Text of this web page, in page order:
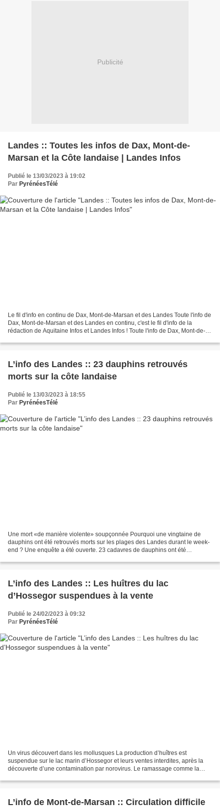
Publicité
Landes :: Toutes les infos de Dax, Mont-de-
Marsan et la Côte landaise | Landes Infos
Publié le 13/03/2023 à 19:02
Par PyrénéesTélé
Le fil d'info en continu de Dax, Mont-de-Marsan et des Landes Toute l'info de
Dax, Mont-de-Marsan et des Landes en continu, c'est le fil d'info de la
rédaction de Aquitaine Infos et Landes Infos ! Toute l'info de Dax, Mont-de-
L’info des Landes :: 23 dauphins retrouvés
morts sur la côte landaise
Publié le 13/03/2023 à 18:55
Par PyrénéesTélé
Une mort «de manière violente» soupçonnée Pourquoi une vingtaine de
dauphins ont été retrouvés morts sur les plages des Landes durant le week-
end ? Une enquête a été ouverte. 23 cadavres de dauphins ont été
L’info des Landes :: Les huîtres du lac
d’Hossegor suspendues à la vente
Publié le 24/02/2023 à 09:32
Par PyrénéesTélé
Un virus découvert dans les mollusques La production d’huîtres est
suspendue sur le lac marin d’Hossegor et leurs ventes interdites, après la
découverte d’une contamination par norovirus. Le ramassage comme la
L’info de Mont-de-Marsan :: Circulation difficile